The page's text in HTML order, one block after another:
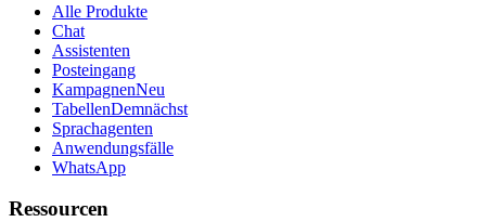
Alle Produkte
Chat
Assistenten
Posteingang
KampagnenNeu
TabellenDemnächst
Sprachagenten
Anwendungsfälle
WhatsApp
Ressourcen